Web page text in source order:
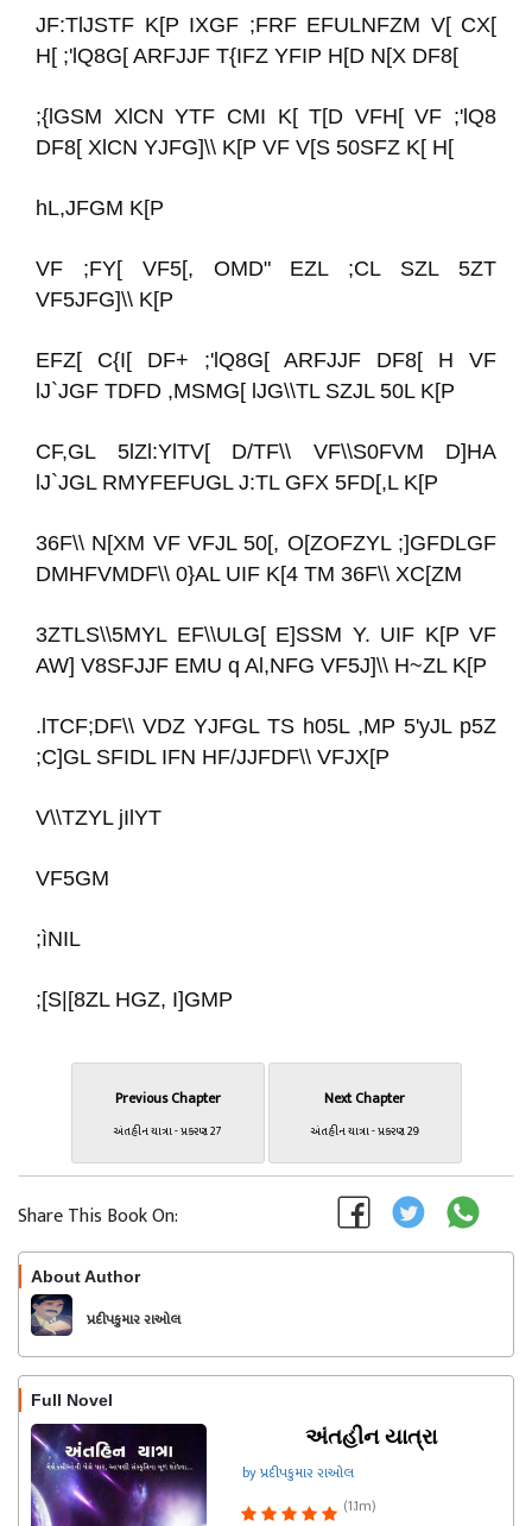
JF:TlJSTF K[P IXGF ;FRF EFULNFZM V[ CX[
H[ ;'lQ8G[ ARFJJF T{IFZ YFIP H[D N[X DF8[
;{lGSM XlCN YTF CMI K[ T[D VFH[ VF ;'lQ8
DF8[ XlCN YJFG]\\ K[P VF V[S 50SFZ K[ H[
hL,JFGM K[P
VF ;FY[ VF5[, OMD" EZL ;CL SZL 5ZT
VF5JFG]\\ K[P
EFZ[ C{I[ DF+ ;'lQ8G[ ARFJJF DF8[ H VF
lJ`JGF TDFD ,MSMG[ lJG\\TL SZJL 50L K[P
CF,GL 5lZl:YlTV[ D/TF\\ VF\\S0FVM D]HA
lJ`JGL RMYFEFUGL J:TL GFX 5FD[,L K[P
36F\\ N[XM VF VFJL 50[, O[ZOFZYL ;]GFDLGF
DMHFVMDF\\ 0}AL UIF K[4 TM 36F\\ XC[ZM
3ZTLS\\5MYL EF\\ULG[ E]SSM Y. UIF K[P VF
AW] V8SFJJF EMU q Al,NFG VF5J]\\ H~ZL K[P
.lTCF;DF\\ VDZ YJFGL TS h05L ,MP 5'yJL p5Z
;C]GL SFIDL IFN HF/JJFDF\\ VFJX[P
V\\TZYL jIlYT
VF5GM
;ìNIL
;[S|[8ZL HGZ, I]GMP
Previous Chapter
અંતહીન યાત્રા - પ્રકરણ 27
Next Chapter
અંતહીન યાત્રા - પ્રકરણ 29
Share This Book On:
About Author
પ્રદીપકુમાર રાઓલ
Full Novel
અંતહીન યાત્રા
by પ્રદીપકુમાર રાઓલ
(1.1m)